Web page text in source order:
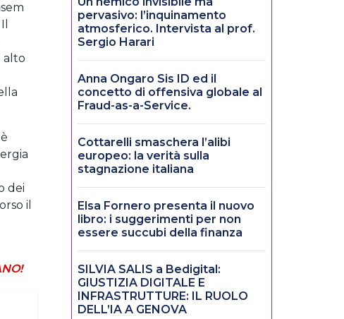
alto
dei
il
pervasivo: l’inquinamento
atmosferico. Intervista al prof.
Sergio Harari
Anna Ongaro Sis ID ed il
concetto di offensiva globale al
Fraud-as-a-Service.
Cottarelli smaschera l’alibi
europeo: la verità sulla
stagnazione italiana
Elsa Fornero presenta il nuovo
libro: i suggerimenti per non
essere succubi della finanza
SILVIA SALIS a Bedigital:
GIUSTIZIA DIGITALE E
INFRASTRUTTURE: IL RUOLO
DELL’IA A GENOVA